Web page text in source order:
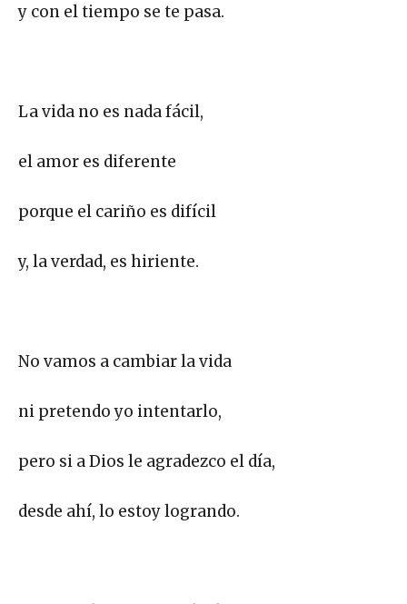
y con el tiempo se te pasa.
La vida no es nada fácil,
el amor es diferente
porque el cariño es difícil
y, la verdad, es hiriente.
No vamos a cambiar la vida
ni pretendo yo intentarlo,
pero si a Dios le agradezco el día,
desde ahí, lo estoy logrando.